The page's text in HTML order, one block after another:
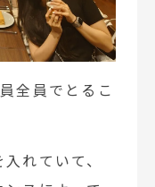
全員でとるこ
れていて、